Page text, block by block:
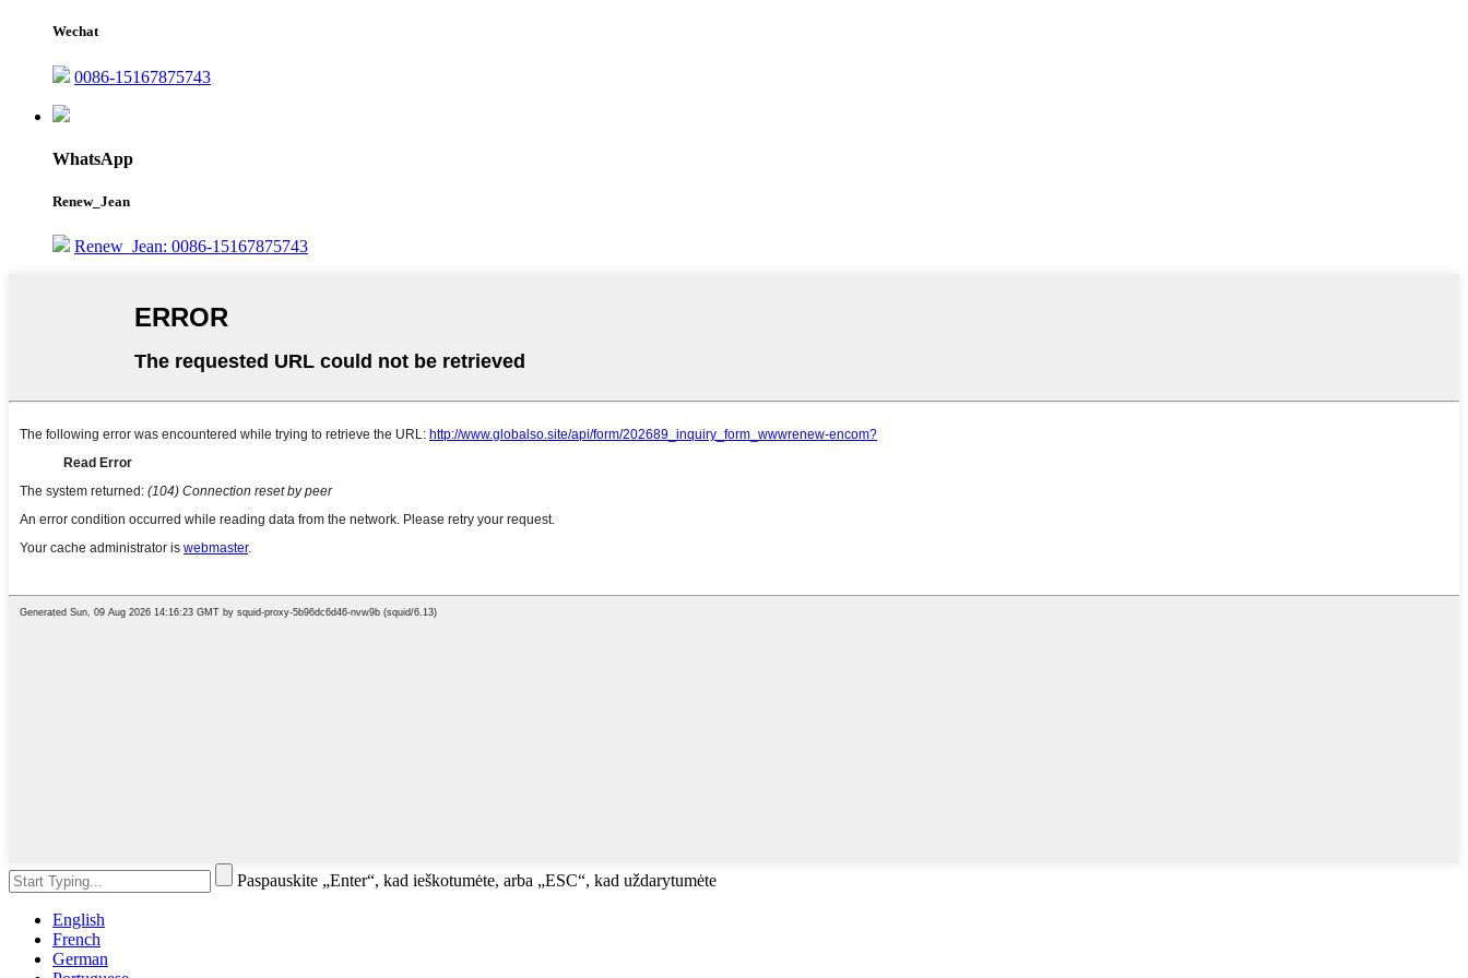
Wechat
0086-15167875743
WhatsApp
Renew_Jean
Renew_Jean: 0086-15167875743
Paspauskite „Enter“, kad ieškotumėte, arba „ESC“, kad uždarytumėte
English
French
German